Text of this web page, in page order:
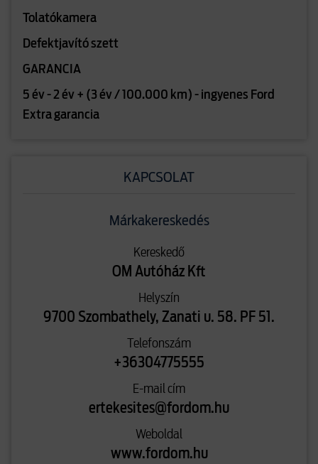
Tolatókamera
Defektjavító szett
GARANCIA
5 év - 2 év + (3 év / 100.000 km) - ingyenes Ford
Extra garancia
KAPCSOLAT
Márkakereskedés
Kereskedő
OM Autóház Kft
Helyszín
9700 Szombathely, Zanati u. 58. PF 51.
Telefonszám
+36304775555
E-mail cím
ertekesites@fordom.hu
Weboldal
www.fordom.hu